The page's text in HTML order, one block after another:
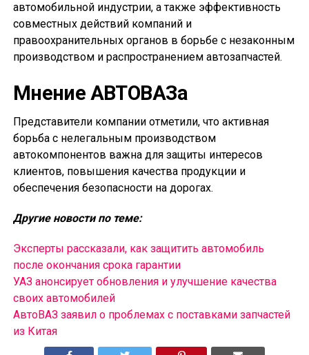
автомобильной индустрии, а также эффективность
совместных действий компаний и
правоохранительных органов в борьбе с незаконным
производством и распространением автозапчастей.
Мнение АВТОВАЗа
Представители компании отметили, что активная
борьба с нелегальным производством
автокомпонентов важна для защиты интересов
клиентов, повышения качества продукции и
обеспечения безопасности на дорогах.
Другие новости по теме:
Эксперты рассказали, как защитить автомобиль
после окончания срока гарантии
УАЗ анонсирует обновления и улучшение качества
своих автомобилей
АвтоВАЗ заявил о проблемах с поставками запчастей
из Китая